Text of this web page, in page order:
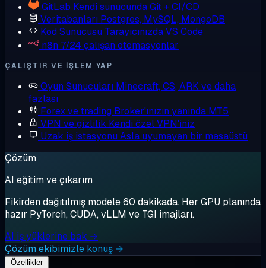
GitLab Kendi sunucunda Git + CI/CD
Veritabanları Postgres, MySQL, MongoDB
Kod Sunucusu Tarayıcınızda VS Code
n8n 7/24 çalışan otomasyonlar
ÇALIŞTIR VE IŞLEM YAP
Oyun Sunucuları Minecraft, CS, ARK ve daha
fazlası
Forex ve trading Broker'ınızın yanında MT5
VPN ve gizlilik Kendi özel VPN'iniz
Uzak iş istasyonu Asla uyumayan bir masaüstü
Çözüm
AI eğitim ve çıkarım
Fikirden dağıtılmış modele 60 dakikada. Her GPU planında
hazır PyTorch, CUDA, vLLM ve TGI imajları.
AI iş yüklerine bak →
Çözüm ekibimizle konuş →
Özellikler